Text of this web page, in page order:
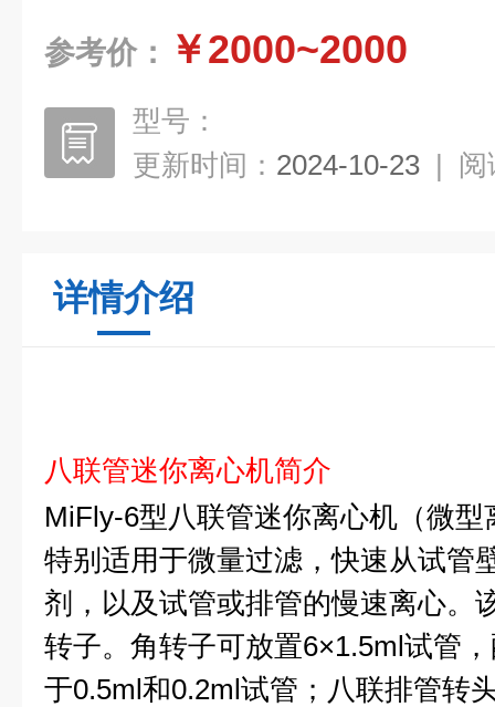
参考价： ￥2000~2000
型号：
更新时间： 2024-10-23 | 阅
详情介绍
八联管迷你离心机简介
MiFly-6型八联管迷你离心机（微
特别适用于微量过滤，快速从试管
剂，以及试管或排管的慢速离心。
转子。角转子可放置6×1.5ml试管
于0.5ml和0.2ml试管；八联排管转